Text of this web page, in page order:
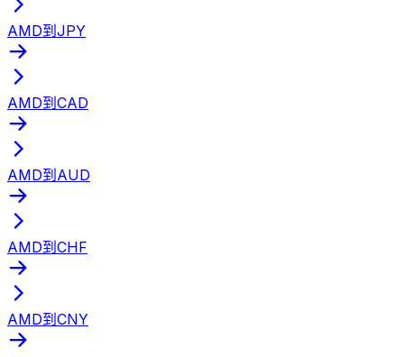
AMD到JPY
AMD到CAD
AMD到AUD
AMD到CHF
AMD到CNY